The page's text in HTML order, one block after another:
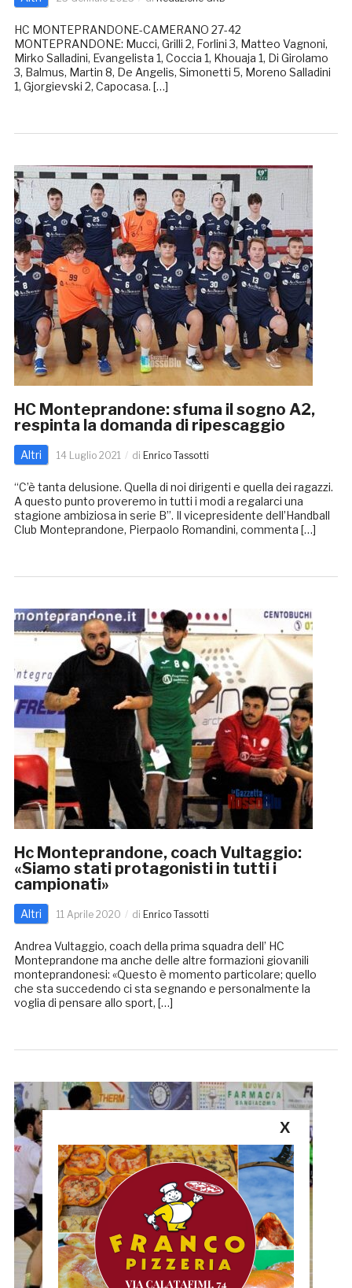
HC MONTEPRANDONE-CAMERANO 27-42
MONTEPRANDONE: Mucci, Grilli 2, Forlini 3, Matteo Vagnoni,
Mirko Salladini, Evangelista 1, Coccia 1, Khouaja 1, Di Girolamo
3, Balmus, Martin 8, De Angelis, Simonetti 5, Moreno Salladini
1, Gjorgievski 2, Capocasa. […]
HC Monteprandone: sfuma il sogno A2,
respinta la domanda di ripescaggio
Altri 14 Luglio 2021 di Enrico Tassotti
“C’è tanta delusione. Quella di noi dirigenti e quella dei ragazzi.
A questo punto proveremo in tutti i modi a regalarci una
stagione ambiziosa in serie B”. Il vicepresidente dell’Handball
Club Monteprandone, Pierpaolo Romandini, commenta […]
Hc Monteprandone, coach Vultaggio:
«Siamo stati protagonisti in tutti i
campionati»
Altri 11 Aprile 2020 di Enrico Tassotti
Andrea Vultaggio, coach della prima squadra dell’ HC
Monteprandone ma anche delle altre formazioni giovanili
monteprandonesi: «Questo è momento particolare; quello
che sta succedendo ci sta segnando e personalmente la
voglia di pensare allo sport, […]
X